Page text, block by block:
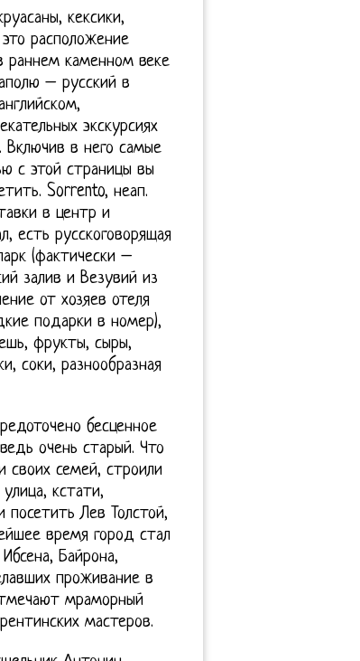
кексики,
расположение
раннем каменном веке
– русский в
экскурсиях
в него самые
с этой страницы вы
Sorrento, неап.
в центр и
есть русскоговорящая
(фактически –
залив и Везувий из
от хозяев отеля
подарки в номер),
фрукты, сыры,
соки, разнообразная
бесценное
очень старый. Что
своих семей, строили
кстати,
посетить Лев Толстой,
время город стал
Байрона,
проживание в
мраморный
мастеров.